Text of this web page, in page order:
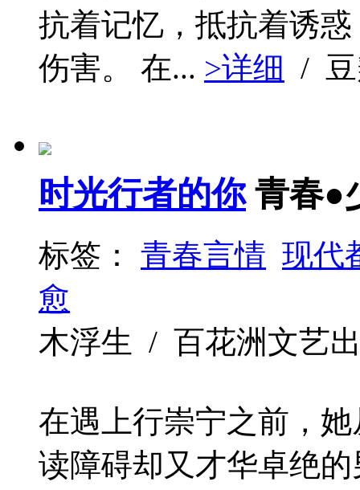
抗着记忆，抵抗着诱
伤害。 在... >详细 /
时光行者的你 青春●
标签： 青春言情 现代
愈
木浮生 / 百花洲文艺
在遇上行崇宁之前，
读障碍却又才华卓绝